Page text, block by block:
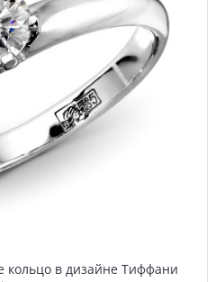
кольцо в дизайне Тиффани